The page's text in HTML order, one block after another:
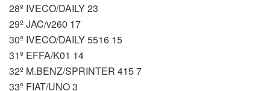
28º IVECO/DAILY 23
29º JAC/v260 17
30º IVECO/DAILY 5516 15
31º EFFA/K01 14
32º M.BENZ/SPRINTER 415 7
33º FIAT/UNO 3